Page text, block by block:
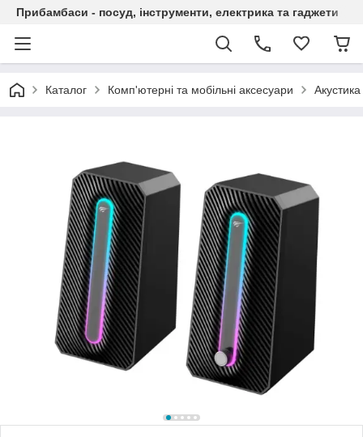
Прибамбаси - посуд, інструменти, електрика та гаджети
Каталог Комп'ютерні та мобільні аксесуари Акустика